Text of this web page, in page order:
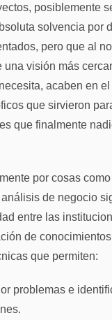
posiblemente
solvencia por
pero que al
una visión más
acaben en
que sirvieron
que finalmente
por cosas
de negocio
entre las
de
que permiten:
problemas e